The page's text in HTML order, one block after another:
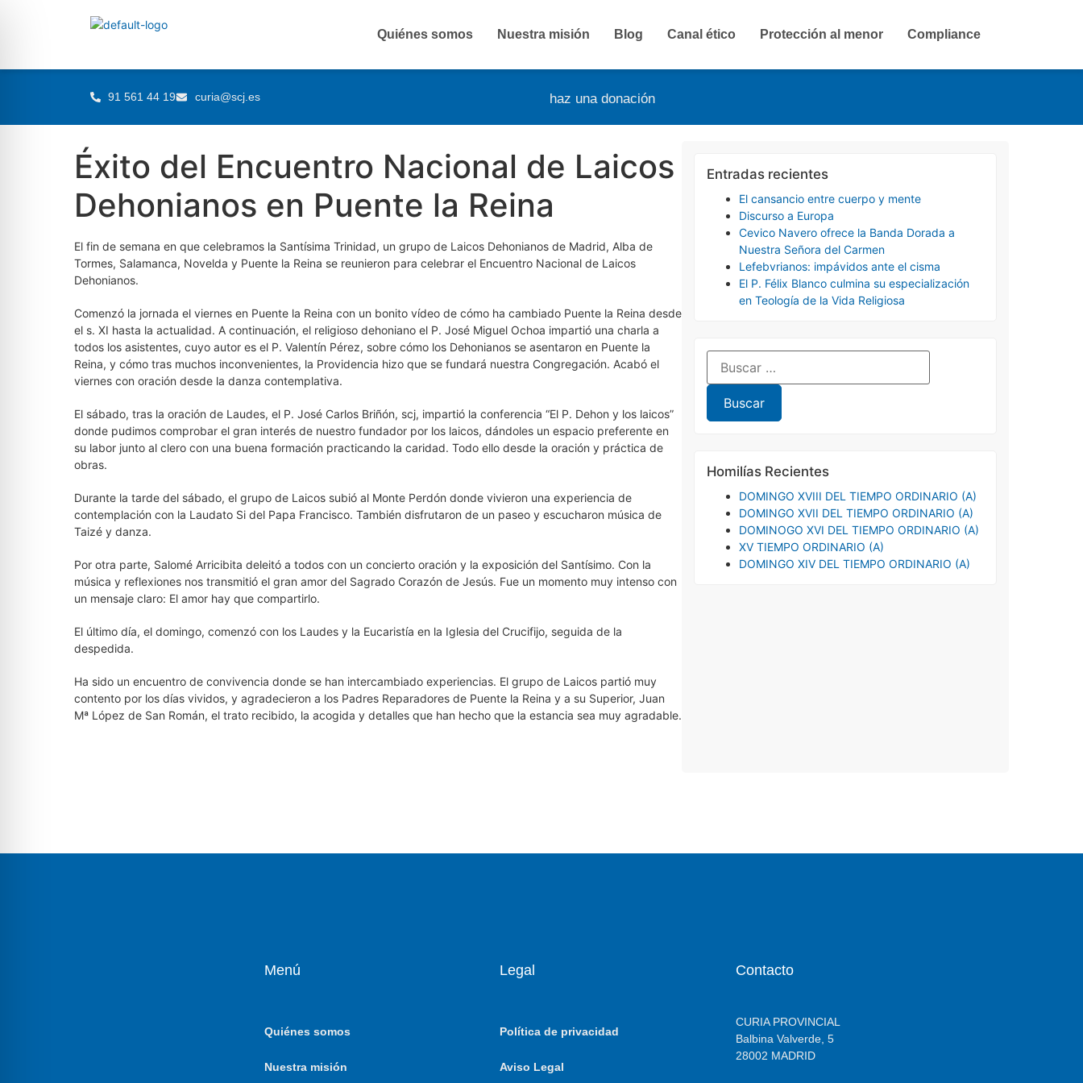
91 561 44 19 curia@scj.es haz una donación
Quiénes somos Nuestra misión Blog Canal ético Protección al menor Compliance
Éxito del Encuentro Nacional de Laicos
Dehonianos en Puente la Reina
El fin de semana en que celebramos la Santísima Trinidad, un grupo de Laicos Dehonianos de Madrid, Alba de
Tormes, Salamanca, Novelda y Puente la Reina se reunieron para celebrar el Encuentro Nacional de Laicos
Dehonianos.
Comenzó la jornada el viernes en Puente la Reina con un bonito vídeo de cómo ha cambiado Puente la Reina desde
el s. XI hasta la actualidad. A continuación, el religioso dehoniano el P. José Miguel Ochoa impartió una charla a
todos los asistentes, cuyo autor es el P. Valentín Pérez, sobre cómo los Dehonianos se asentaron en Puente la
Reina, y cómo tras muchos inconvenientes, la Providencia hizo que se fundará nuestra Congregación. Acabó el
viernes con oración desde la danza contemplativa.
El sábado, tras la oración de Laudes, el P. José Carlos Briñón, scj, impartió la conferencia “El P. Dehon y los laicos”
donde pudimos comprobar el gran interés de nuestro fundador por los laicos, dándoles un espacio preferente en
su labor junto al clero con una buena formación practicando la caridad. Todo ello desde la oración y práctica de
obras.
Durante la tarde del sábado, el grupo de Laicos subió al Monte Perdón donde vivieron una experiencia de
contemplación con la Laudato Si del Papa Francisco. También disfrutaron de un paseo y escucharon música de
Taizé y danza.
Por otra parte, Salomé Arricibita deleitó a todos con un concierto oración y la exposición del Santísimo. Con la
música y reflexiones nos transmitió el gran amor del Sagrado Corazón de Jesús. Fue un momento muy intenso con
un mensaje claro: El amor hay que compartirlo.
El último día, el domingo, comenzó con los Laudes y la Eucaristía en la Iglesia del Crucifijo, seguida de la
despedida.
Ha sido un encuentro de convivencia donde se han intercambiado experiencias. El grupo de Laicos partió muy
contento por los días vividos, y agradecieron a los Padres Reparadores de Puente la Reina y a su Superior, Juan
Mª López de San Román, el trato recibido, la acogida y detalles que han hecho que la estancia sea muy agradable.
Entradas recientes
El cansancio entre cuerpo y mente
Discurso a Europa
Cevico Navero ofrece la Banda Dorada a
Nuestra Señora del Carmen
Lefebvrianos: impávidos ante el cisma
El P. Félix Blanco culmina su especialización
en Teología de la Vida Religiosa
Homilías Recientes
DOMINGO XVIII DEL TIEMPO ORDINARIO (A)
DOMINGO XVII DEL TIEMPO ORDINARIO (A)
DOMINOGO XVI DEL TIEMPO ORDINARIO (A)
XV TIEMPO ORDINARIO (A)
DOMINGO XIV DEL TIEMPO ORDINARIO (A)
Menú
Quiénes somos
Nuestra misión
Legal
Política de privacidad
Aviso Legal
Contacto
CURIA PROVINCIAL
Balbina Valverde, 5
28002 MADRID